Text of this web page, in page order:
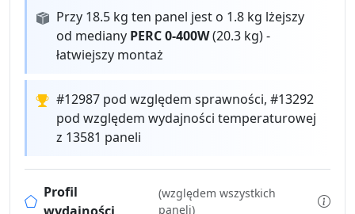
Przy 18.5 kg ten panel jest o 1.8 kg lżejszy
od mediany PERC 0-400W(20.3 kg) -
łatwiejszy montaż
#12987 pod względem sprawności, #13292
pod względem wydajności temperaturowej
z 13581 paneli
Profil
(względem wszystkich
paneli)